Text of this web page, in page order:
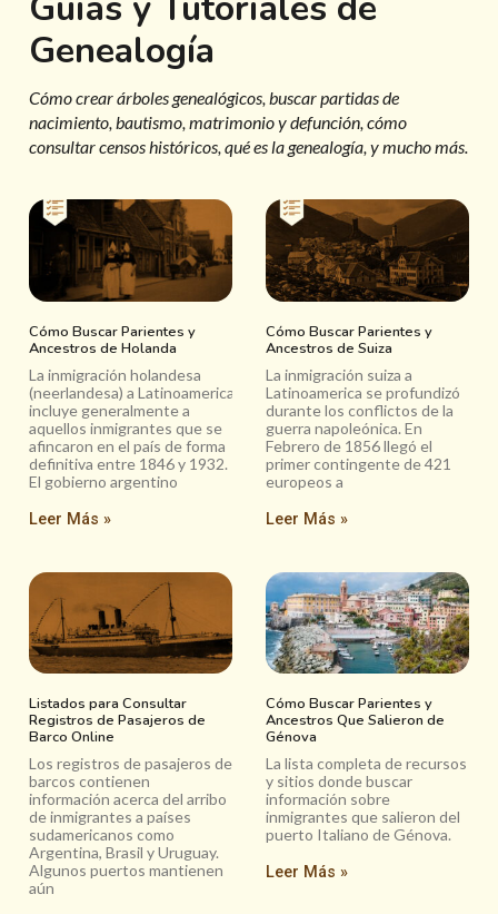
Genealogía
Cómo crear árboles genealógicos, buscar partidas de
nacimiento, bautismo, matrimonio y defunción, cómo
consultar censos históricos, qué es la genealogía, y mucho más.
Cómo Buscar Parientes y
Ancestros de Holanda
La inmigración holandesa
(neerlandesa) a Latinoamerica
incluye generalmente a
aquellos inmigrantes que se
afincaron en el país de forma
definitiva entre 1846 y 1932.
El gobierno argentino
Leer Más »
Cómo Buscar Parientes y
Ancestros de Suiza
La inmigración suiza a
Latinoamerica se profundizó
durante los conflictos de la
guerra napoleónica. En
Febrero de 1856 llegó el
primer contingente de 421
europeos a
Leer Más »
Listados para Consultar
Registros de Pasajeros de
Barco Online
Los registros de pasajeros de
barcos contienen
información acerca del arribo
de inmigrantes a países
sudamericanos como
Argentina, Brasil y Uruguay.
Algunos puertos mantienen
aún
Cómo Buscar Parientes y
Ancestros Que Salieron de
Génova
La lista completa de recursos
y sitios donde buscar
información sobre
inmigrantes que salieron del
puerto Italiano de Génova.
Leer Más »